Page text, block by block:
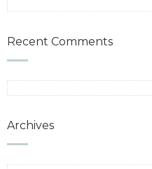
Recent Comments
Archives